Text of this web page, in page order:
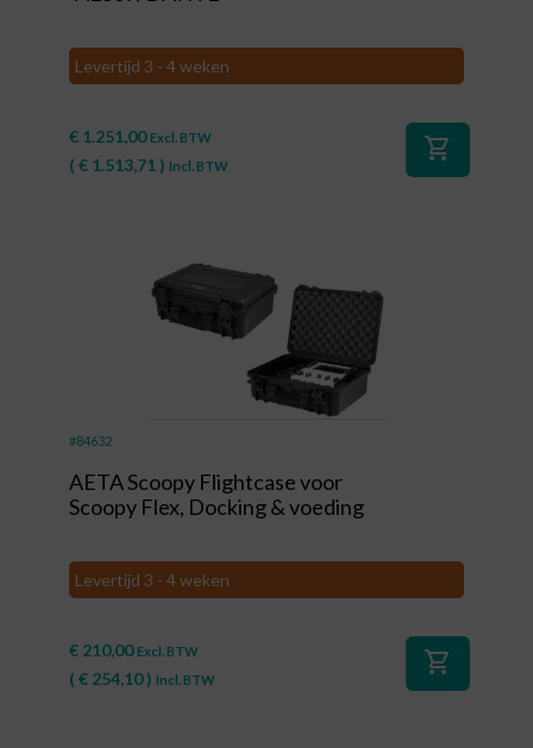
Levertijd 3 - 4 weken
€ 1.251,00 Excl. BTW
( € 1.513,71 ) Incl. BTW
shopping_cart
#84632
AETA Scoopy Flightcase voor
Scoopy Flex, Docking & voeding
Levertijd 3 - 4 weken
€ 210,00 Excl. BTW
( € 254,10) Incl. BTW
shopping_cart